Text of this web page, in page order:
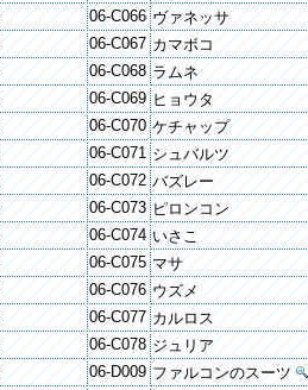
06-C066 ヴァネッサ
06-C067 カマボコ
06-C068 ラムネ
06-C069 ヒョウタ
06-C070 ケチャップ
06-C071 シュバルツ
06-C072 バズレー
06-C073 ピロンコン
06-C074 いさこ
06-C075 マサ
06-C076 ウズメ
06-C077 カルロス
06-C078 ジュリア
06-D009 ファルコンのスーツ